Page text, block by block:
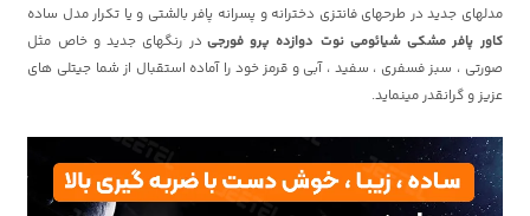
مدلهای جدید در طرحهای فانتزی دخترانه و پسرانه پافر بالشتی و یا تکرار مدل ساده
کاور پافر مشکی شیائومی نوت دوازده پرو فورجی در رنگهای جدید و خاص مثل
صورتی ، سبز فسفری ، سفید ، آبی و قرمز خود را آماده استقبال از شما جیتلی های
عزیز و گرانقدر مینماید.